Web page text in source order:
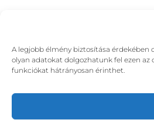
A legjobb élmény biztosítása érdekében
olyan adatokat dolgozhatunk fel ezen az
funkciókat hátrányosan érinthet.